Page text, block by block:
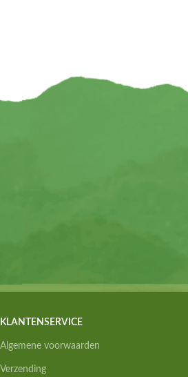
KLANTENSERVICE
Algemene voorwaarden
Verzending